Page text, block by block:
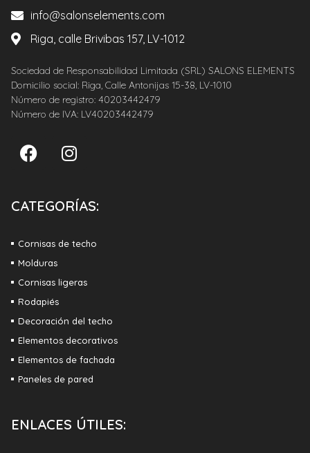
info@salonselements.com
Riga, calle Brivibas 157, LV-1012
Sociedad de Responsabilidad Limitada (SRL) SALONS ELEMENTS
Domicilio social: Riga, Calle Antonijas 15-38, LV-1010
Número de registro: 40203442479
Número de IVA: LV40203442479
CATEGORÍAS:
Cornisas de techo
Molduras
Cornisas ligeras
Rodapiés
Decoración del techo
Elementos decorativos
Elementos de fachada
Paneles de pared
ENLACES ÚTILES: